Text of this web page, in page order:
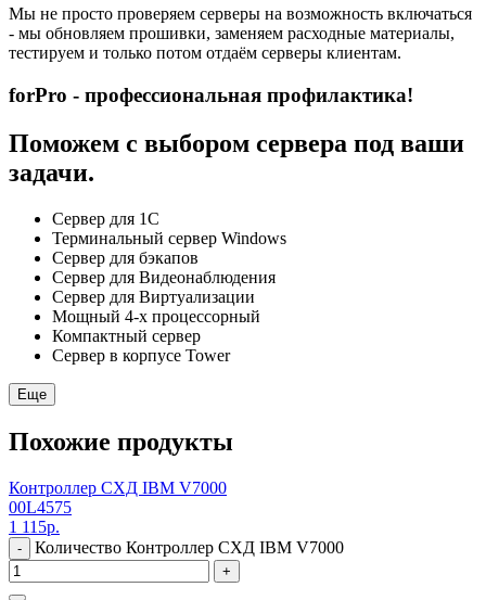
Мы не просто проверяем серверы на возможность включаться
- мы обновляем прошивки, заменяем расходные материалы,
тестируем и только потом отдаём серверы клиентам.
forPro - профессиональная профилактика!
Поможем с выбором сервера под ваши
задачи.
Сервер для 1С
Терминальный сервер Windows
Сервер для бэкапов
Сервер для Видеонаблюдения
Сервер для Виртуализации
Мощный 4-х процессорный
Компактный сервер
Сервер в корпусе Tower
Еще
Похожие продукты
Контроллер СХД IBM V7000
00L4575
1 115р.
- Количество Контроллер СХД IBM V7000
+